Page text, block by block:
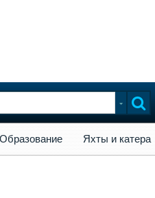
Образование Яхты и катера